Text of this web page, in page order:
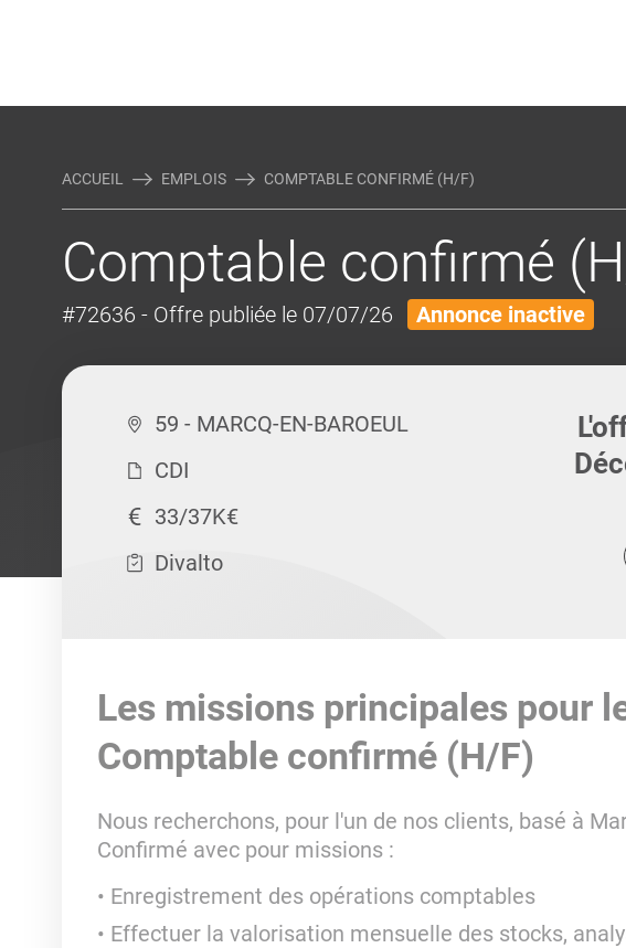
ACCUEIL EMPLOIS COMPTABLE CONFIRMÉ (H/F)
Comptable confirmé
#72636 - Offre publiée le 07/07/26 Annonce inactive
59 - MARCQ-EN-BAROEUL
CDI
33/37K€
Divalto
Les missions principales pour
Comptable confirmé (H/F)
Nous recherchons, pour l'un de nos clients, basé à
Confirmé avec pour missions :
Enregistrement des opérations comptables
Effectuer la valorisation mensuelle des stocks,